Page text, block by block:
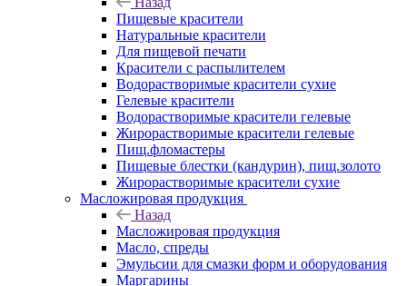
Пищевые красители
Натуральные красители
Для пищевой печати
Красители с распылителем
Водорастворимые красители сухие
Гелевые красители
Водорастворимые красители гелевые
Жирорастворимые красители гелевые
Пищ.фломастеры
Пищевые блестки (кандурин), пищ.золото
Жирорастворимые красители сухие
Масложировая продукция
Назад
Масложировая продукция
Масло, спреды
Эмульсии для смазки форм и оборудования
Маргарины